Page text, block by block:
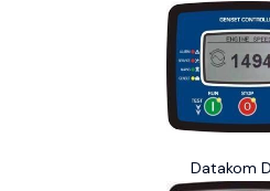
Datakom